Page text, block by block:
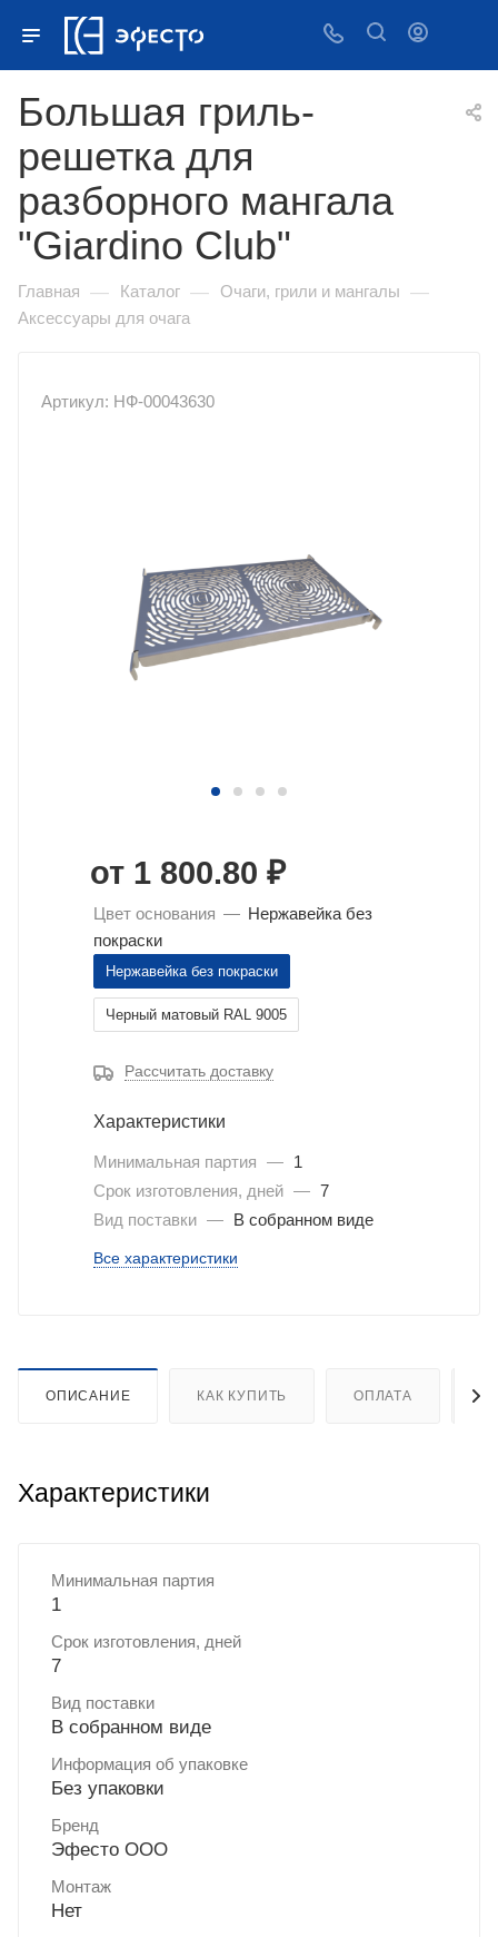
Большая гриль-
решетка для
разборного мангала
"Giardino Club"
Главная — Каталог — Очаги, грили и мангалы —
Аксессуары для очага
Артикул: НФ-00043630
от 1 800.80 ₽
Цвет основания — Нержавейка без
покраски
Нержавейка без покраски
Черный матовый RAL 9005
Рассчитать доставку
Характеристики
Минимальная партия —
1
Срок изготовления, дней — 7
Вид поставки — В собранном виде
Все характеристики
ОПИСАНИЕ КАК КУПИТЬ ОПЛАТА
Характеристики
Минимальная партия
1
Срок изготовления, дней
7
Вид поставки
В собранном виде
Информация об упаковке
Без упаковки
Бренд
Эфесто ООО
Монтаж
Нет